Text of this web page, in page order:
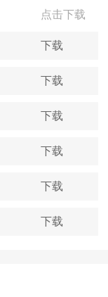
点击下载
下载
下载
下载
下载
下载
下载